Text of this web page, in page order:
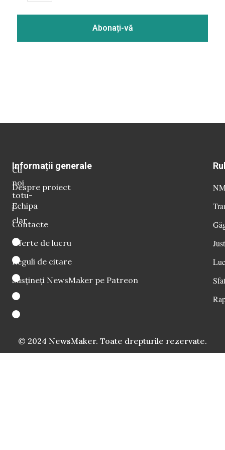
Cu
noi
totu-
i
clar
Informații generale
Despre proiect
Echipa
Contacte
Oferte de lucru
Reguli de citare
Susțineți NewsMaker pe Patreon
© 2024 NewsMaker. Toate drepturile rezervate.